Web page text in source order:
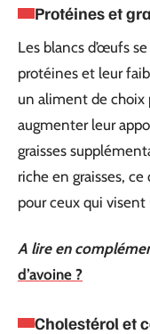
Protéines et
Les blancs d’œufs
protéines et leur
un aliment de choix
augmenter leur
graisses
riche en graisses,
pour ceux qui
A lire en
d’avoine ?
Cholestérol et